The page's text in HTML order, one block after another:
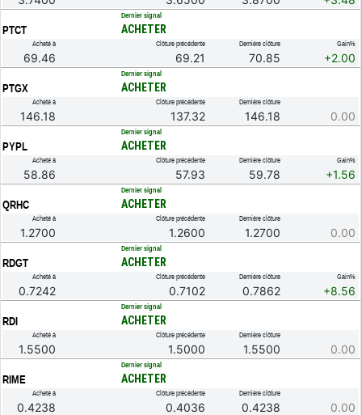
PTCT
Dernier signal
ACHETER
Acheté à
69.46
Clôture précédente
69.21
Dernière clôture
70.85
Gain%
+2.00
PTGX
Dernier signal
ACHETER
Acheté à
146.18
Clôture précédente
137.32
Dernière clôture
146.18 0.00
PYPL
Dernier signal
ACHETER
Acheté à
58.86
Clôture précédente
57.93
Dernière clôture
59.78
Gain%
+1.56
QRHC
Dernier signal
ACHETER
Acheté à
1.2700
Clôture précédente
1.2600
Dernière clôture
1.2700 0.00
RDGT
Dernier signal
ACHETER
Acheté à
0.7242
Clôture précédente
0.7102
Dernière clôture
0.7862
Gain%
+8.56
RDI
Dernier signal
ACHETER
Acheté à
1.5500
Clôture précédente
1.5000
Dernière clôture
1.5500 0.00
RIME
Dernier signal
ACHETER
Acheté à
0.4238
Clôture précédente
0.4036
Dernière clôture
0.4238 0.00